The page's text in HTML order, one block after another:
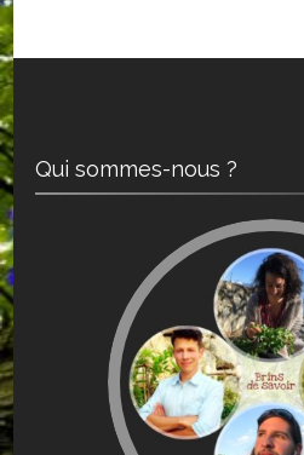
Qui sommes-nous ?